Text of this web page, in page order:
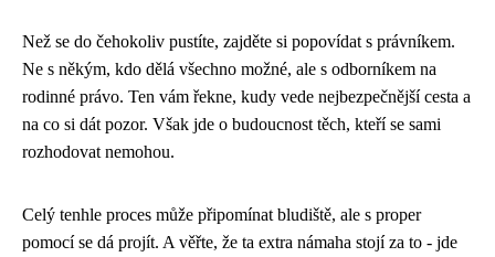
Než se do čehokoliv pustíte, zajděte si popovídat s právníkem.
Ne s někým, kdo dělá všechno možné, ale s odborníkem na
rodinné právo. Ten vám řekne, kudy vede nejbezpečnější cesta a
na co si dát pozor. Však jde o budoucnost těch, kteří se sami
rozhodovat nemohou.
Celý tenhle proces může připomínat bludiště, ale s proper
pomocí se dá projít. A věřte, že ta extra námaha stojí za to - jde